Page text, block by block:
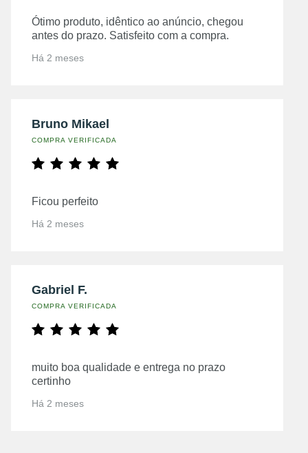
Ótimo produto, idêntico ao anúncio, chegou
antes do prazo. Satisfeito com a compra.
Há 2 meses
Bruno Mikael
COMPRA VERIFICADA
Ficou perfeito
Há 2 meses
Gabriel F.
COMPRA VERIFICADA
muito boa qualidade e entrega no prazo
certinho
Há 2 meses